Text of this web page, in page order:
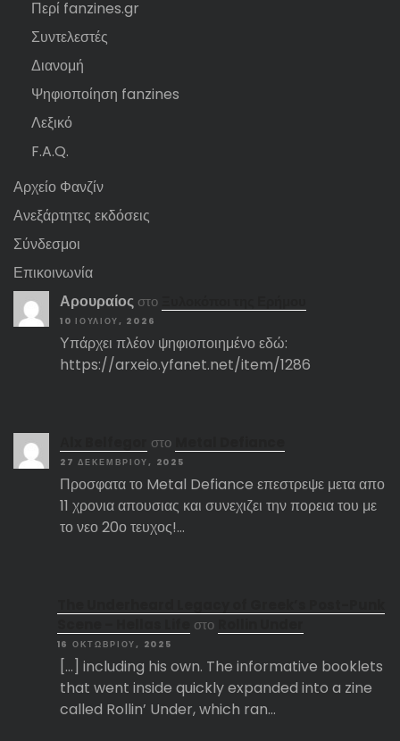
Περί fanzines.gr
Συντελεστές
Διανομή
Ψηφιοποίηση fanzines
Λεξικό
F.A.Q.
Αρχείο Φανζίν
Ανεξάρτητες εκδόσεις
Σύνδεσμοι
Επικοινωνία
Αρουραίος στο
10 ΙΟΥΛΊΟΥ, 2026
Υπάρχει πλέον ψηφιοποιημένο εδώ:
https://arxeio.yfanet.net/item/1286
στο
27 ΔΕΚΕΜΒΡΊΟΥ, 2025
Προσφατα το Metal Defiance επεστρεψε μετα απο
11 χρονια απουσιας και συνεχιζει την πορεια του με
το νεο 20ο τευχος!…
στο
16 ΟΚΤΩΒΡΊΟΥ, 2025
[…] including his own. The informative booklets
that went inside quickly expanded into a zine
called Rollin’ Under, which ran…